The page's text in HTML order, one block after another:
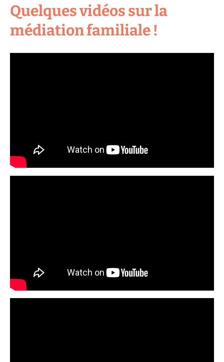
Quelques vidéos sur la
médiation familiale !